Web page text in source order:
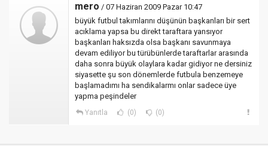
mero / 07 Haziran 2009 Pazar 10:47
büyük futbul takımlarını düşünün başkanları bir sert
acıklama yapsa bu direkt taraftara yansıyor
başkanları haksızda olsa başkanı savunmaya
devam ediliyor bu türübünlerde taraftarlar arasında
daha sonra büyük olaylara kadar gidiyor ne dersiniz
siyasette şu son dönemlerde futbula benzemeye
başlamadımı ha sendikalarmı onlar sadece üye
yapma peşindeler
Yanıtla (0) (0)